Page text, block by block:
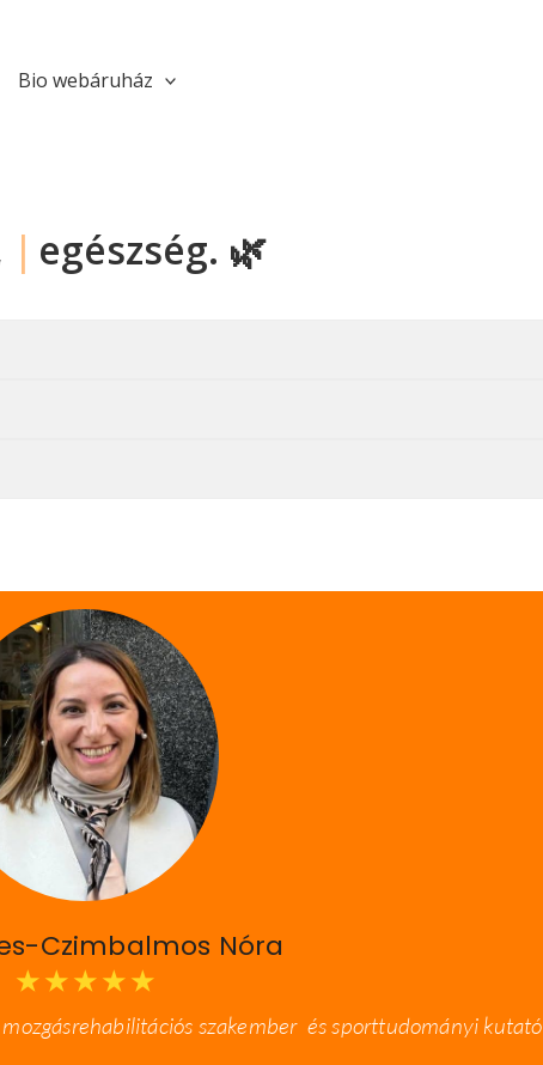
Bio webáruház
| egészség. 🌿
Czimbalmos Nóra
★ ★ ★ ★ ★
szakember és sporttudományi kutató